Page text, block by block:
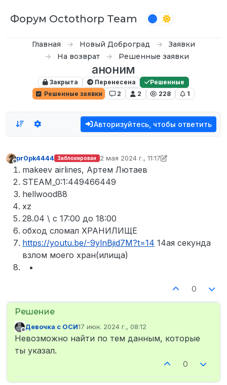
Форум Octothorp Team
Главная Новый Доброград
Заявки
На возврат
Решенные заявки
аноним
Закрыта Перенесена
Решенные
Решенные заявки
2 2 228 1
Авторизуйтесь, чтобы ответить
Не в сети
pr0pk4444 Заблокирован 2 мая 2024 г., 11:17
отредактировано pr0pk4444
makeev airlines, Артем Лютаев
STEAM_0:1:449466449
hellwood88
xz
28.04 \ с 17:00 до 18:00
обход сломал ХРАНИЛИЩЕ
https://youtu.be/-9ylnBjid7M?t=14 14ая секунда
взлом моего хран(илища)
0
Не в сети
Девочка с ОСИ17 июн. 2024 г., 08:12
отредактировано
Невозможно найти по тем данным, которые
ты указал.
0